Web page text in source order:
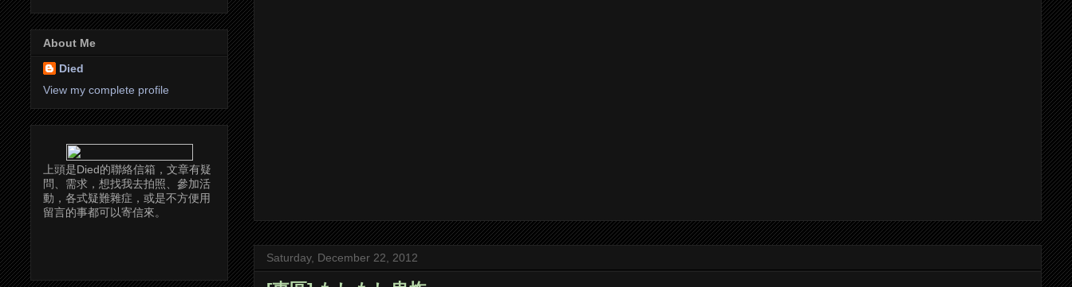
Saturday, December 22, 2012
About Me
Died
View my complete profile
上頭是Died的聯絡信箱，文章有疑
問、需求，想找我去拍照、參加活
動，各式疑難雜症，或是不方便用
留言的事都可以寄信來。